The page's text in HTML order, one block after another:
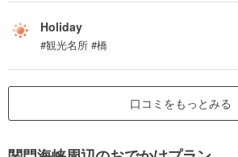
Holiday
#観光名所 #橋
口コミをもっとみる